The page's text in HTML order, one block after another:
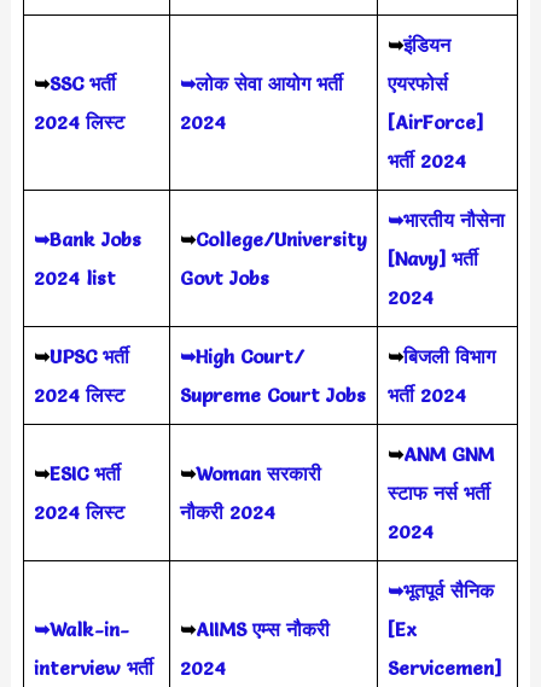
➥SSC भर्ती
2024 लिस्ट
➥लोक सेवा आयोग भर्ती
2024
➥इंडियन
एयरफोर्स
[AirForce]
भर्ती 2024
➥Bank Jobs
2024 list
➥College/University
Govt Jobs
➥भारतीय नौसेना
[Navy] भर्ती
2024
➥UPSC भर्ती
2024 लिस्ट
➥High Court/
Supreme Court Jobs
➥बिजली विभाग
भर्ती 2024
➥ESIC भर्ती
2024 लिस्ट
➥Woman सरकारी
नौकरी 2024
➥ANM GNM
स्टाफ नर्स भर्ती
2024
➥Walk-in-
interview भर्ती
➥AIIMS एम्स नौकरी
2024
➥भूतपूर्व सैनिक
[Ex
Servicemen]